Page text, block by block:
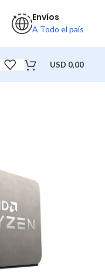
Envíos
A Todo el país
USD 0,00